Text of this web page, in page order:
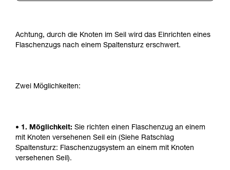
Achtung, durch die Knoten im Seil wird das Einrichten eines
Flaschenzugs nach einem Spaltensturz erschwert.
Zwei Möglichkeiten:
• 1. Möglichkeit: Sie richten einen Flaschenzug an einem
mit Knoten versehenen Seil ein (Siehe Ratschlag
Spaltensturz: Flaschenzugsystem an einem mit Knoten
versehenen Seil).